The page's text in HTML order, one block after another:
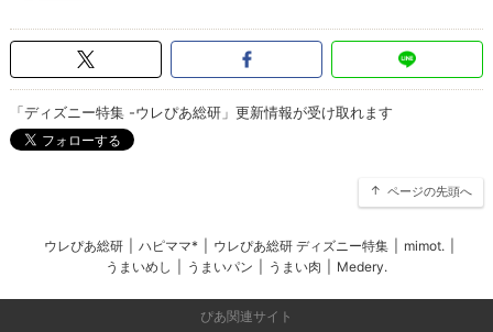
「ディズニー特集 -ウレぴあ総研」更新情報が受け取れます
ページの先頭へ
ウレぴあ総研 ハピママ* ウレぴあ総研 ディズニー特集 mimot.
うまいめし
うまいパン うまい肉 Medery.
ぴあ関連サイト